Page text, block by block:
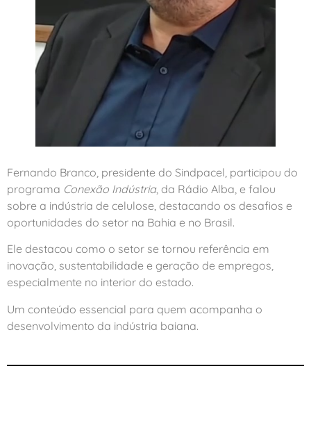
Fernando Branco, presidente do Sindpacel, participou do
programa Conexão Indústria, da Rádio Alba, e falou
sobre a indústria de celulose, destacando os desafios e
oportunidades do setor na Bahia e no Brasil.
Ele destacou como o setor se tornou referência em
inovação, sustentabilidade e geração de empregos,
especialmente no interior do estado.
Um conteúdo essencial para quem acompanha o
desenvolvimento da indústria baiana.